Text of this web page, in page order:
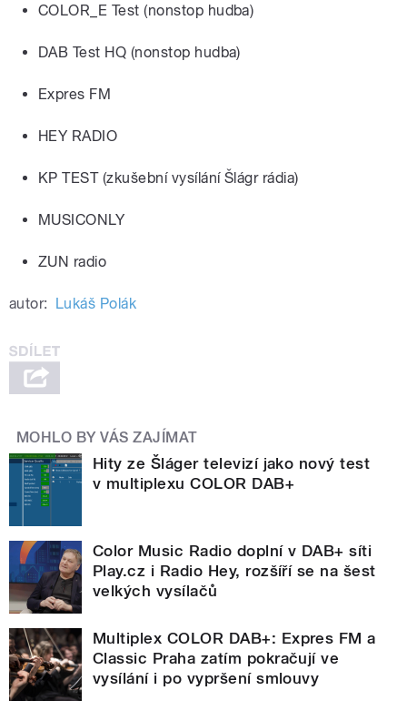
COLOR_E Test (nonstop hudba)
DAB Test HQ (nonstop hudba)
Expres FM
HEY RADIO
KP TEST (zkušební vysílání Šlágr rádia)
MUSICONLY
ZUN radio
autor: Lukáš Polák
MOHLO BY VÁS ZAJÍMAT
Hity ze Šláger televizí jako nový test
v multiplexu COLOR DAB+
Color Music Radio doplní v DAB+ síti
Play.cz i Radio Hey, rozšíří se na šest
velkých vysílačů
Multiplex COLOR DAB+: Expres FM a
Classic Praha zatím pokračují ve
vysílání i po vypršení smlouvy